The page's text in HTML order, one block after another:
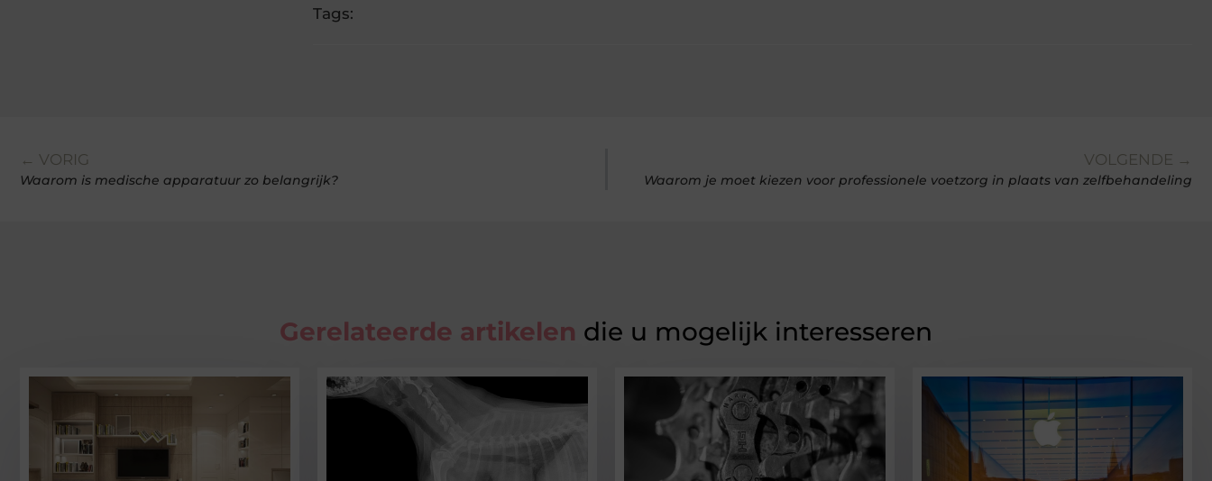
Tags:
← VORIG
Waarom is medische apparatuur zo belangrijk?
VOLGENDE →
Waarom je moet kiezen voor professionele voetzorg in plaats van zelfbehandeling
Gerelateerde artikelen die u mogelijk interesseren